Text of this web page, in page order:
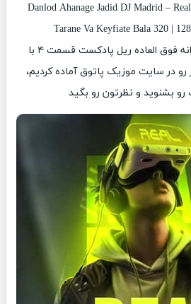
Danlod Ahanage Jadid DJ Madrid –
Tarane Va Keyfiate Bala 320 |
امروز برای شما عزیزان ترانه فوق العاده ریل پادکست قسمت ۴ با
در سایت موزیک پاتوق آماده کردیم،
رو بشنوید و نظرتون رو بگید